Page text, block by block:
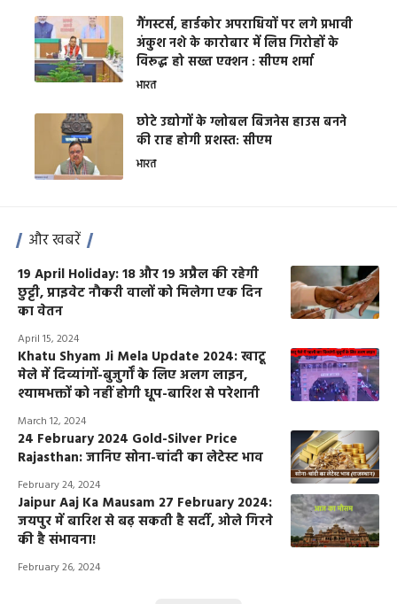
गैंगस्टर्स, हार्डकोर अपराधियों पर लगे प्रभावी
अंकुश नशे के कारोबार में लिप्त गिरोहों के
विरूद्ध हो सख्त एक्शन : सीएम शर्मा
भारत
छोटे उद्योगों के ग्लोबल बिजनेस हाउस बनने
की राह होगी प्रशस्त: सीएम
भारत
और खबरें
19 April Holiday: 18 और 19 अप्रैल की रहेगी
छुट्टी, प्राइवेट नौकरी वालों को मिलेगा एक दिन
का वेतन
April 15, 2024
Khatu Shyam Ji Mela Update 2024: खाटू
मेले में दिव्यांगों-बुजुर्गों के लिए अलग लाइन,
श्यामभक्तों को नहीं होगी धूप-बारिश से परेशानी
March 12, 2024
24 February 2024 Gold-Silver Price
Rajasthan: जानिए सोना-चांदी का लेटेस्ट भाव
February 24, 2024
Jaipur Aaj Ka Mausam 27 February 2024:
जयपुर में बारिश से बढ़ सकती है सर्दी, ओले गिरने
की है संभावना!
February 26, 2024